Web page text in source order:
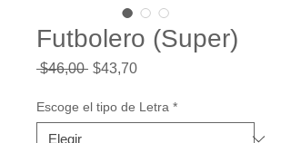
Futbolero (Super)
$46,00 Precio
$43,70Precio
oferta
Escoge el tipo de Letra *